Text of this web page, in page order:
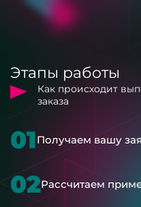
Этапы работы
Как происходит
заказа
01Получаем вашу
02Рассчитаем